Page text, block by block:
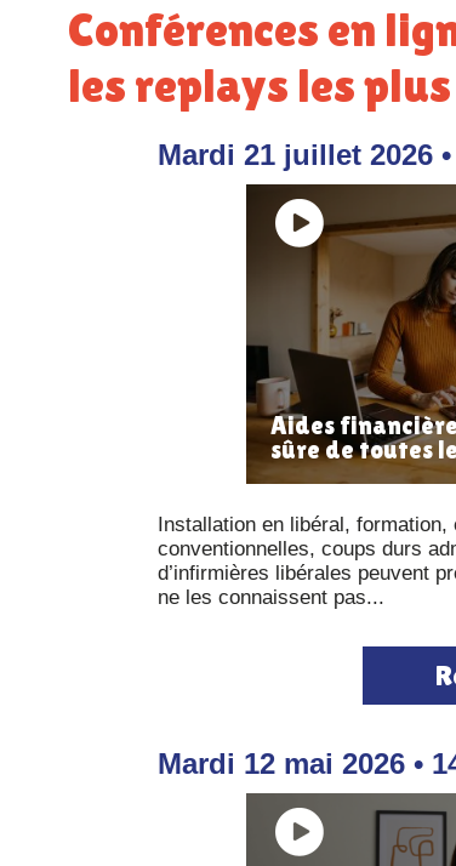
Conférences en
les replays les
Mardi 21 juillet 2026
Aides
sûre de toutes
Installation en libéral,
conventionnelles, coups durs
d’infirmières libérales peuvent
ne les connaissent pas...
Mardi 12 mai 2026 •